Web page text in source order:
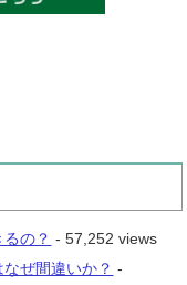
の？ - 57,252 views
ぜ間違いか？ -